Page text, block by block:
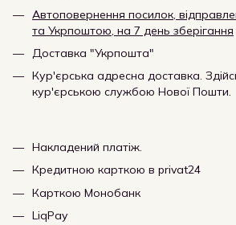
Автоповернення посилок,
та Укрпоштою, на 7 день зберігання
Доставка "Укрпошта"
Кур'єрська адресна доставка.
кур'єрською службою Нової Пошти.
Накладений платіж.
Кредитною карткою в privat24
Карткою Монобанк
LiqPay